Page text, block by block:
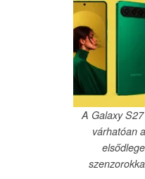
A Galaxy
várhatóan